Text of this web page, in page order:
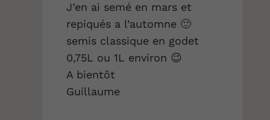
J’en ai semé en mars et
repiqués a l’automne 🙂
semis classique en godet
0,75L ou 1L environ 😉
A bientôt
Guillaume